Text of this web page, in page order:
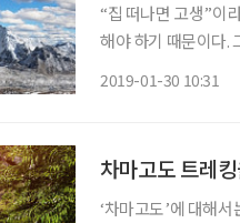
“집 떠나면 고생”이
해야 하기 때문이다.
2019-01-30 10:31
차마고도 트레
‘차마고도’에 대해